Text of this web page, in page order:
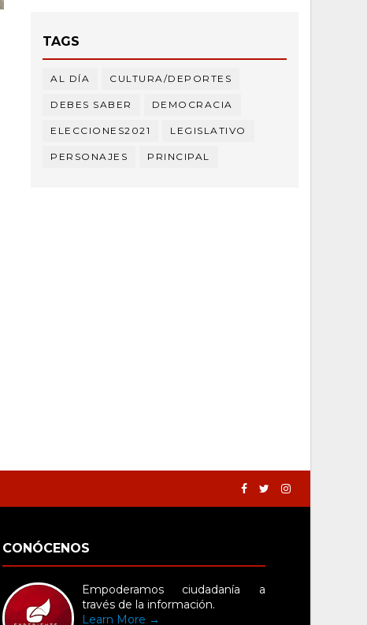
TAGS
AL DÍA CULTURA/DEPORTES
DEBES SABER DEMOCRACIA
ELECCIONES2021 LEGISLATIVO
PERSONAJES PRINCIPAL
CONÓCENOS
Empoderamos ciudadanía a
través de la información.
Learn More →